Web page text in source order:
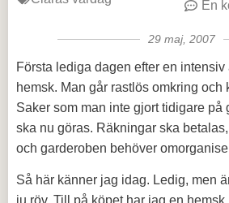
En
29 maj, 2007
Första lediga dagen efter en
hemsk. Man går rastlös omkring och
Saker som man inte gjort tidigare på
ska nu göras. Räkningar ska
och garderoben behöver
Så här känner jag idag. Ledig, men